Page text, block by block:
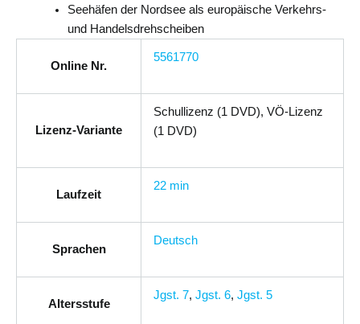
Seehäfen der Nordsee als europäische Verkehrs-
und Handelsdrehscheiben
Online Nr.
5561770
Lizenz-Variante
Schullizenz (1 DVD), VÖ-Lizenz
(1 DVD)
Laufzeit
22 min
Sprachen
Deutsch
Altersstufe
Jgst. 7, Jgst. 6, Jgst. 5